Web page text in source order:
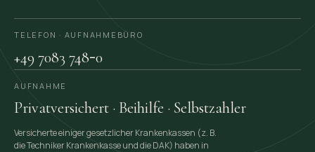
TELEFON · AUFNAHME­BÜRO
+49 7083 748-0
AUFNAHME
Privatversichert · Beihilfe · Selbstzahler
Versicherte einiger gesetzlicher Krankenkassen (z. B.
die Techniker Krankenkasse und die DAK) haben in